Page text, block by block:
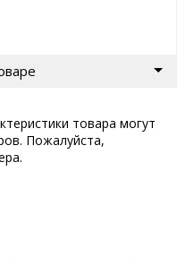
товара могут
Пожалуйста,